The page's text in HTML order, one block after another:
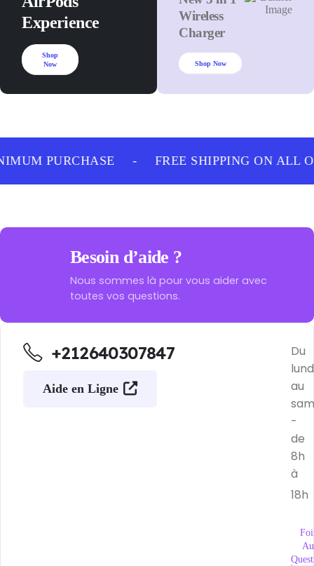
Experience
Shop
Now
Wireless
Charger
Shop Now
PURCHASE - FREE SHIPPING ON ALL
Besoin d’aide ?
Nous sommes là pour vous aider avec
toutes vos questions.
+212640307847
Aide en Ligne
Du
au
-
de
8h
à
18h